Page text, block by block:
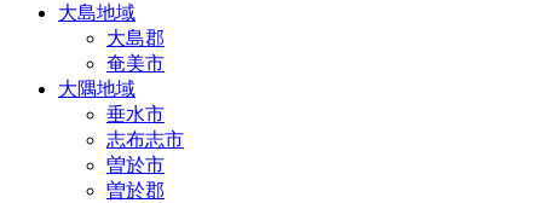
大島地域
大島郡
奄美市
大隅地域
垂水市
志布志市
曽於市
曽於郡